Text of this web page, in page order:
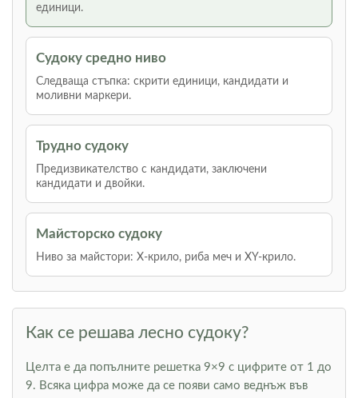
единици.
Судоку средно ниво
Следваща стъпка: скрити единици, кандидати и
моливни маркери.
Трудно судоку
Предизвикателство с кандидати, заключени
кандидати и двойки.
Майсторско судоку
Ниво за майстори: Х-крило, риба меч и XY-крило.
Как се решава лесно судоку?
Целта е да попълните решетка 9×9 с цифрите от 1 до
9. Всяка цифра може да се появи само веднъж във